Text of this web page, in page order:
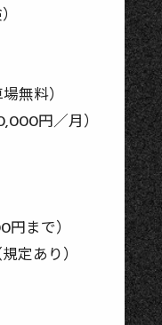
無料）
円／月）
まで）
定あり）